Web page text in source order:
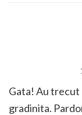
Gata! Au trecut
gradinita.